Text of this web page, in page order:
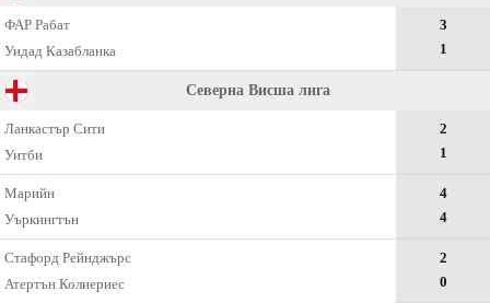
ФАР Рабат
Уидад Казабланка
3
1
Северна Висша лига
Ланкастър Сити
Уитби
2
1
Марийн
Уъркингтън
4
4
Стафорд Рейнджърс
Атертън Колиериес
2
0